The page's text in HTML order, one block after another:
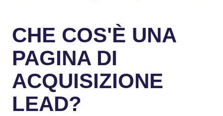
CHE COS'È UNA
PAGINA DI
ACQUISIZIONE
LEAD?